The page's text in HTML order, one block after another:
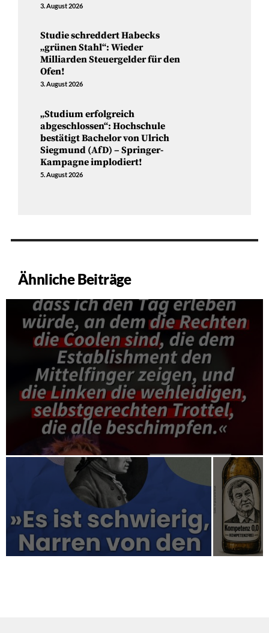
3. August 2026
Studie schreddert Habecks
„grünen Stahl“: Wieder
Milliarden Steuergelder für den
Ofen!
3. August 2026
„Studium erfolgreich
abgeschlossen“: Hochschule
bestätigt Bachelor von Ulrich
Siegmund (AfD) – Springer-
Kampagne implodiert!
5. August 2026
Ähnliche Beiträge